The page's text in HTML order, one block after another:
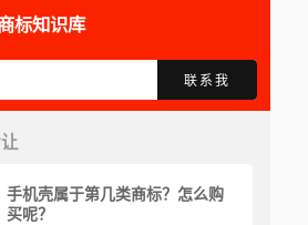
标知识库
联系我
手机壳属于第几类商标？怎么购
买呢？